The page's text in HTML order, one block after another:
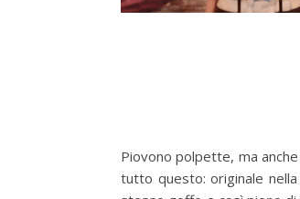
Piovono polpette, ma
tutto questo: originale